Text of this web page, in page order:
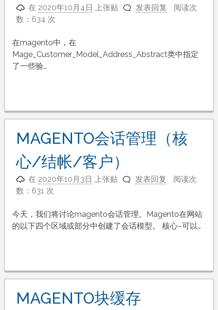
在 2020年10月4日 上张贴 发表回复
阅读次
数：634 次
在magento中，在
Mage_Customer_Model_Address_Abstract类中指定
了一些验…
MAGENTO会话管理（核
心/结帐/客户）
在 2020年10月3日 上张贴 发表回复
阅读次
数：631 次
今天，我们将讨论magento会话管理。Magento在网站
的以下四个区域或部分中创建了会话模型。 核心–可以…
MAGENTO块缓存